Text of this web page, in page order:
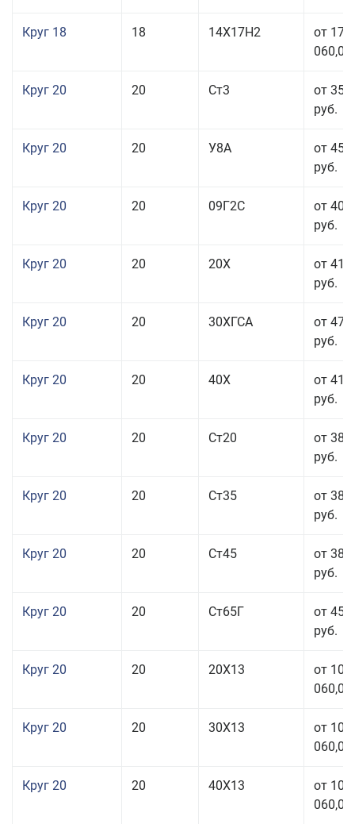
Круг 18 18 14Х17Н2
от 175
060,00
Круг 20 20 Ст3
от 35
руб.
Круг 20 20 У8А
от 45
руб.
Круг 20 20 09Г2С
от 40
руб.
Круг 20 20 20Х
от 41
руб.
Круг 20 20 30ХГСА
от 47
руб.
Круг 20 20 40Х
от 41
руб.
Круг 20 20 Ст20
от 38
руб.
Круг 20 20 Ст35
от 38
руб.
Круг 20 20 Ст45
от 38
руб.
Круг 20 20 Ст65Г
от 45
руб.
Круг 20 20 20Х13
от 103
060,00
Круг 20 20 30Х13
от 103
060,00
Круг 20 20 40Х13
от 103
060,00